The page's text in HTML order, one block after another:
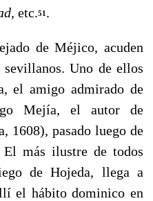
etc.51 .
de Méjico, acuden
Uno de ellos
el amigo admirado de
Mejía, el autor de
1608), pasado luego de
más ilustre de todos
de Hojeda, llega a
el hábito dominico en